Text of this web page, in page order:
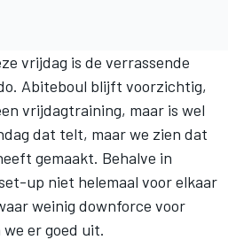
vrijdag is de verrassende
Abiteboul blijft voorzichtig,
vrijdagtraining, maar is wel
dat telt, maar we zien dat
gemaakt. Behalve in
up niet helemaal voor elkaar
weinig downforce voor
er goed uit.